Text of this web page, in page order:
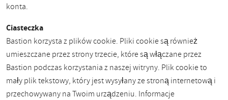
konta.
Ciasteczka
Bastion korzysta z plików cookie. Pliki cookie są również
umieszczane przez strony trzecie, które są włączane przez
Bastion podczas korzystania z naszej witryny. Plik cookie to
mały plik tekstowy, który jest wysyłany ze stroną internetową i
przechowywany na Twoim urządzeniu. Informacje